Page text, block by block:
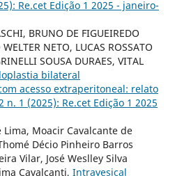
Re.cet Edição 1 2025 - janeiro-
BRUNO DE FIGUEIREDO
NETO, LUCAS ROSSATO
SOUSA DURAES, VITAL
bilateral
acesso extraperitoneal: relato
n. 1 (2025): Re.cet Edição 1 2025
Lima, Moacir Cavalcante de
Décio Pinheiro Barros
Vilar, José Weslley Silva
Cavalcanti, Intravesical